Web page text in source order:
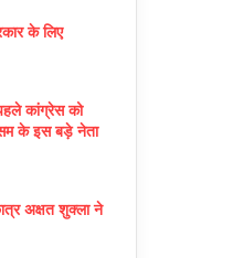
के लिए
कांग्रेस को
के इस बड़े नेता
अक्षत शुक्ला ने